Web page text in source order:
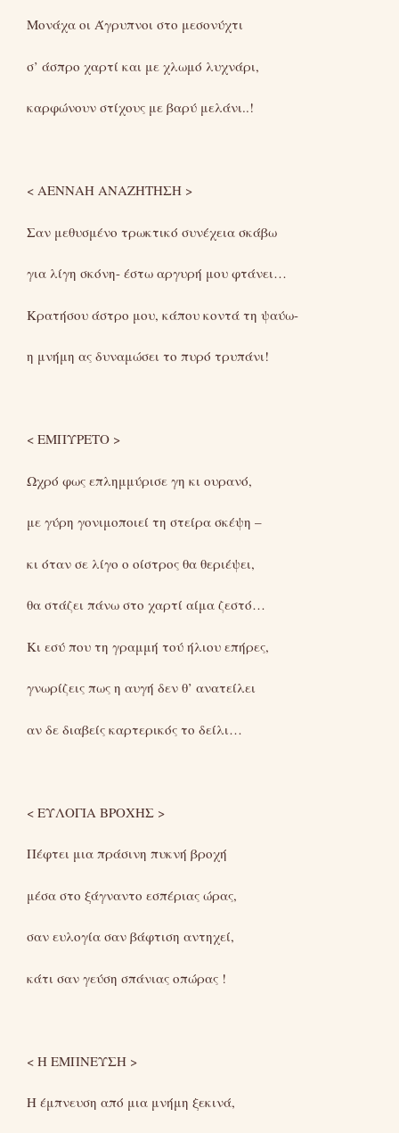
Μονάχα οι Άγρυπνοι στο μεσονύχτι
σ’ άσπρο χαρτί και με χλωμό λυχνάρι,
καρφώνουν στίχους με βαρύ μελάνι..!
< ΑΕΝΝΑΗ ΑΝΑΖΗΤΗΣΗ >
Σαν μεθυσμένο τρωκτικό συνέχεια σκάβω
για λίγη σκόνη- έστω αργυρή μου φτάνει…
Κρατήσου άστρο μου, κάπου κοντά τη ψαύω-
η μνήμη ας δυναμώσει το πυρό τρυπάνι!
< ΕΜΠΥΡΕΤΟ >
Ωχρό φως επλημμύρισε γη κι ουρανό,
με γύρη γονιμοποιεί τη στείρα σκέψη –
κι όταν σε λίγο ο οίστρος θα θεριέψει,
θα στάζει πάνω στο χαρτί αίμα ζεστό…
Κι εσύ που τη γραμμή τού ήλιου επήρες,
γνωρίζεις πως η αυγή δεν θ’ ανατείλει
αν δε διαβείς καρτερικός το δείλι…
< ΕΥΛΟΓΙΑ ΒΡΟΧΗΣ >
Πέφτει μια πράσινη πυκνή βροχή
μέσα στο ξάγναντο εσπέριας ώρας,
σαν ευλογία σαν βάφτιση αντηχεί,
κάτι σαν γεύση σπάνιας οπώρας !
< H ΕΜΠΝΕΥΣΗ >
Η έμπνευση από μια μνήμη ξεκινά,